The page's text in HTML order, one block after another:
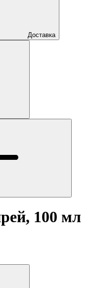
Доставка
100 мл